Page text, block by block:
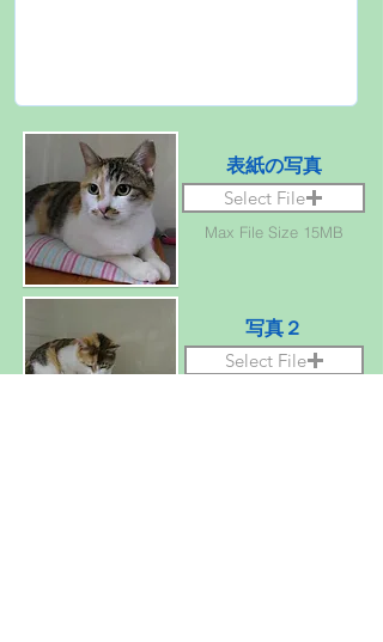
表紙の写真
Select File
Max File Size 15MB
写真２
Select File